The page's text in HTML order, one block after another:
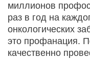
миллионов
раз в год на
онкологических
это профанация.
качественно